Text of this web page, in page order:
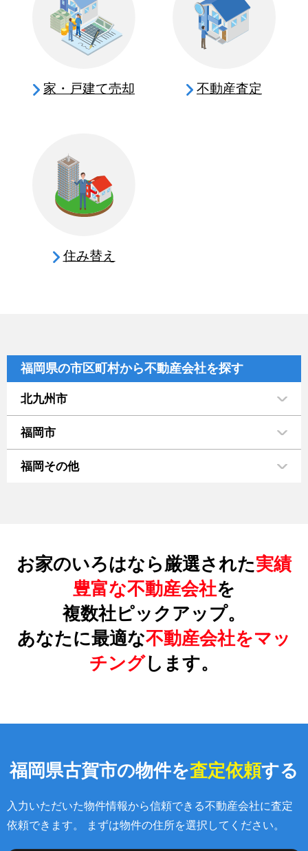
家・戸建て売却 不動産査定
住み替え
福岡県の市区町村から不動産会社を探す
北九州市
福岡市
福岡その他
お家のいろはなら厳選された実績
豊富な不動産会社を
複数社ピックアップ。
あなたに最適な不動産会社をマッ
チングします。
福岡県古賀市の物件を査定依頼する
入力いただいた物件情報から信頼できる不動産会社に査定
依頼できます。 まずは物件の住所を選択してください。